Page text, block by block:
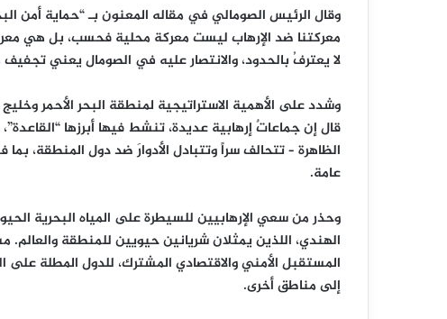
وقال الرئيس الصومالي في مقاله المعنون بـ “حماية أمن
معركتنا ضد الإرهاب ليست معركة محلية فحسب، بل هي
لا يعترفُ بالحدود، والانتصار عليه في الصومال يعني تجفيف
وشدد على الأهمية الاستراتيجية لمنطقة البحر الأحمر
قال إن جماعاتٌ إرهابية عديدة، تنشط فيها أبرزها
الظاهرة – تتحالف سراً وتتبادل الأدوارَ ضد دول المنطقة،
عامة.
وحذر من سعي الإرهابيين للسيطرة على المياه البحرية
الهندي، اللذين يمثلان شريانين حيويين للمنطقة
المستقبل الأمني والاقتصادي المشترك، للدول المطلة على
إلى مناطق أخرى.